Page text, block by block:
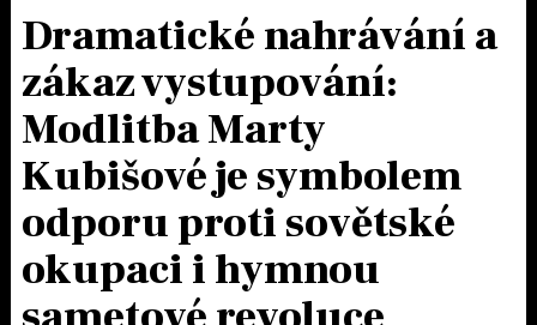
ČLÁNKY
HUDBA
ROZHOVORY
#NEBUDUDOMA
PODCASTY
JAK NALADIT
RÁDIO
APLIKACE
SOUTĚŽE
Dramatické nahrávání a
zákaz vystupování:
Modlitba Marty
Kubišové je symbolem
odporu proti sovětské
okupaci i hymnou